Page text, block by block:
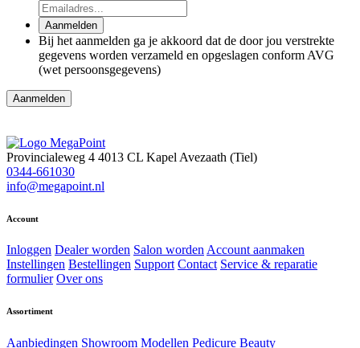
Aanmelden
Bij het aanmelden ga je akkoord dat de door jou verstrekte
gegevens worden verzameld en opgeslagen conform AVG
(wet persoonsgegevens)
Provincialeweg 4 4013 CL Kapel Avezaath (Tiel)
0344-661030
info@megapoint.nl
Account
Inloggen Dealer worden Salon wordenAccount aanmaken
Instellingen Bestellingen Support Contact Service & reparatie
formulier Over ons
Assortiment
Aanbiedingen Showroom Modellen Pedicure Beauty